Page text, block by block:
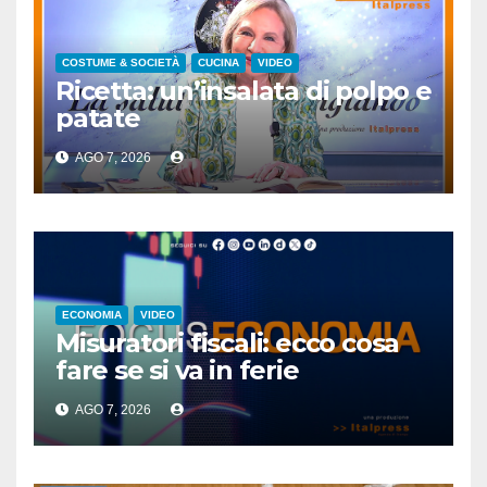
COSTUME & SOCIETÀ CUCINA VIDEO
Ricetta: un’insalata di polpo e
patate
AGO 7, 2026
ECONOMIA VIDEO
Misuratori fiscali: ecco cosa
fare se si va in ferie
AGO 7, 2026